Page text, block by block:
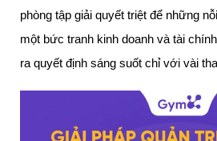
phòng tập giải quyết triệt để những
một bức tranh kinh doanh và tài
ra quyết định sáng suốt chỉ với vài